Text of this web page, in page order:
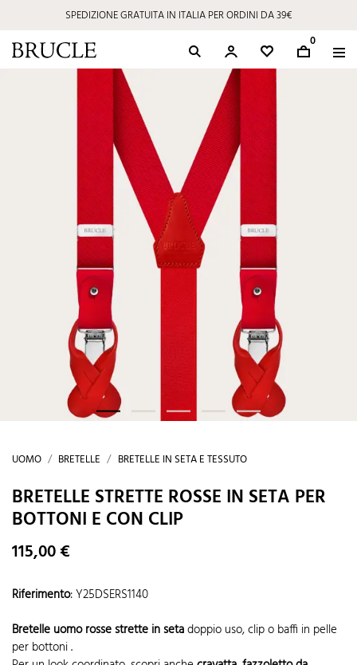
SPEDIZIONE GRATUITA IN ITALIA PER ORDINI DA 39€
0
UOMO BRETELLE BRETELLE IN SETA E TESSUTO
BRETELLE STRETTE ROSSE IN SETA PER
BOTTONI E CON CLIP
115,00 €
Riferimento:Y25DSERS1140
Bretelle uomo rosse strette in setadoppio uso, clip o baffi in pelle
per bottoni .